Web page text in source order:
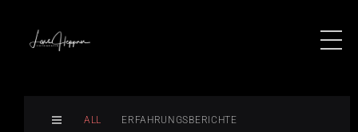
ALL
ERFAHRUNGSBERICHTE